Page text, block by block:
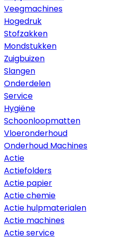
Veegmachines
Hogedruk
Stofzakken
Mondstukken
Zuigbuizen
Slangen
Onderdelen
Service
Hygiëne
Schoonloopmatten
Vloeronderhoud
Onderhoud Machines
Actie
Actiefolders
Actie papier
Actie chemie
Actie hulpmaterialen
Actie machines
Actie service